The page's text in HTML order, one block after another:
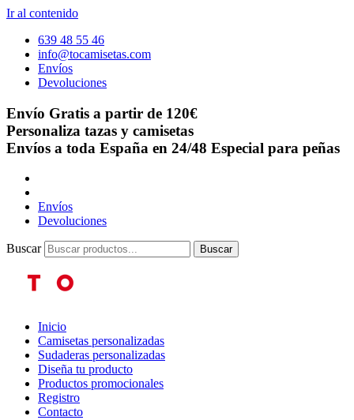
Ir al contenido
639 48 55 46
info@tocamisetas.com
Envíos
Devoluciones
Envío Gratis a partir de 120€
Personaliza tazas y camisetas
Envíos a toda España en 24/48 Especial para peñas
Envíos
Devoluciones
Buscar Buscar
Inicio
Camisetas personalizadas
Sudaderas personalizadas
Diseña tu producto
Productos promocionales
Registro
Contacto